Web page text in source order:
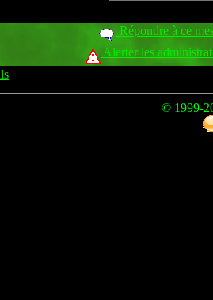
Répondre à ce
Alerter les
© 1999-